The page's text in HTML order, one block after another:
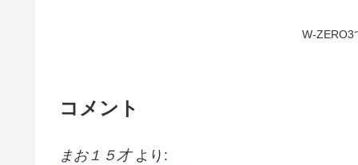
W-ZERO3
コメント
まお１５才 より: